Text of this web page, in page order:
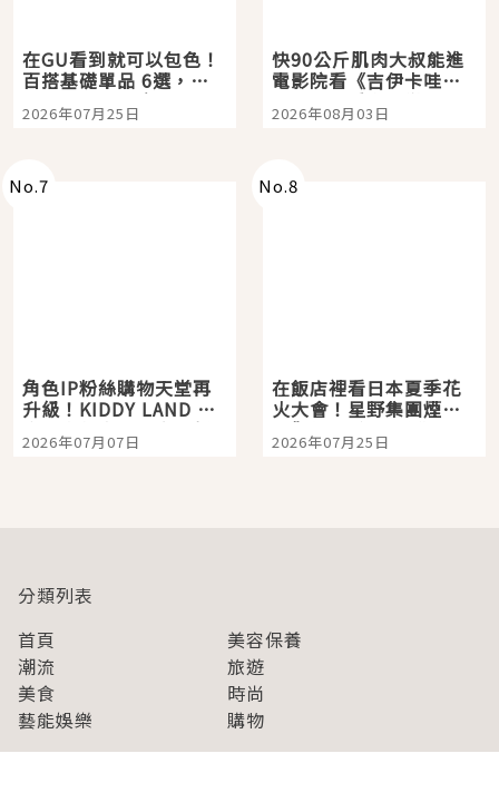
在GU看到就可以包色！
百搭基礎單品 6選，閉
眼全收也不心疼
2026年07月25日
快90公斤肌肉大叔能進
電影院看《吉伊卡哇》
嗎？日本重金屬樂團
「打首」會長與nagano
2026年08月03日
No.7
角色IP粉絲購物天堂再
升級！KIDDY LAND 原
宿店吉伊卡哇迎客，新
開幕 OMOKADO 店3分
2026年07月07日
No.8
在飯店裡看日本夏季花
火大會！星野集團煙火
景觀飯店6選，讓你不用
人擠人悠閒欣賞
2026年07月25日
分類列表
首頁
美容保養
潮流
旅遊
美食
時尚
藝能娛樂
購物